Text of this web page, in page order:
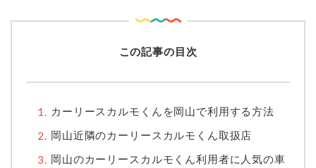
この記事の目次
カーリースカルモくんを岡山で利用する方法
岡山近隣のカーリースカルモくん取扱店
岡山のカーリースカルモくん利用者に人気の車